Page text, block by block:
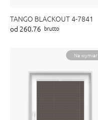
TANGO BLACKOUT 4-7841
od 260.76 brutto
Na wymiar